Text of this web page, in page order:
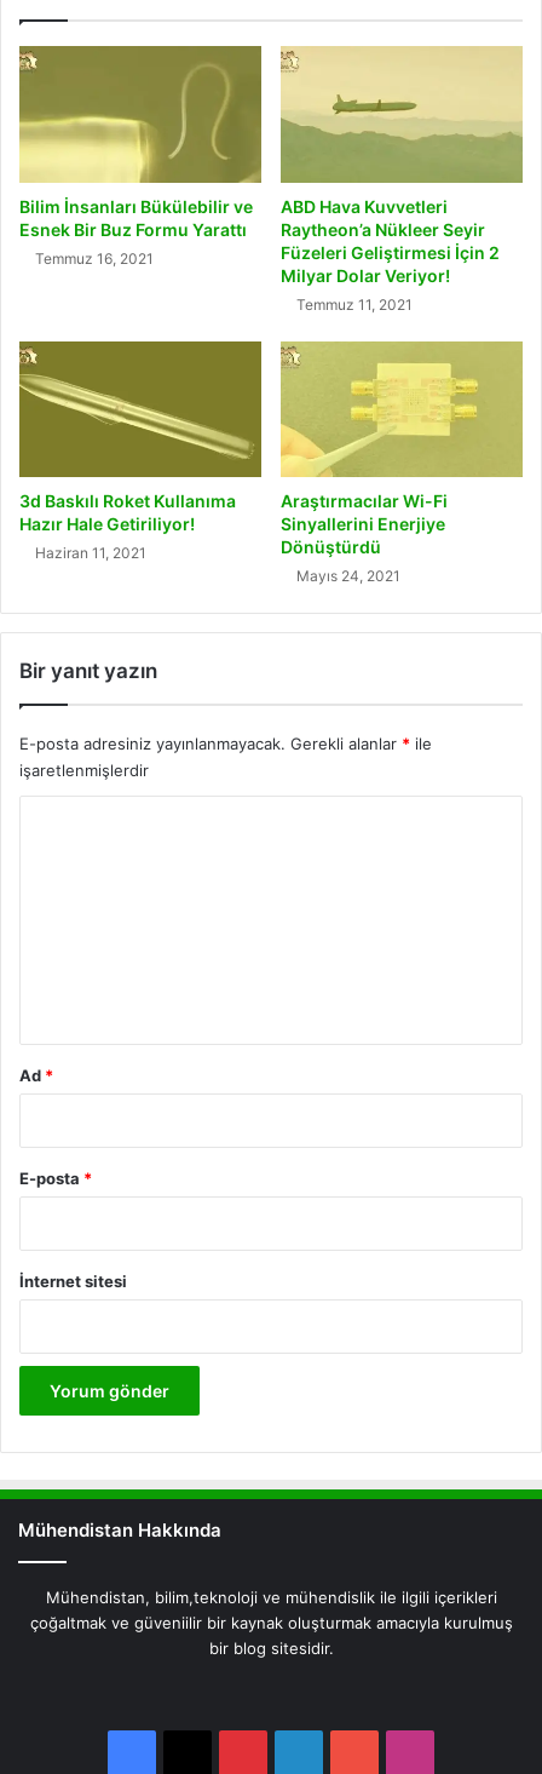
Bilim İnsanları Bükülebilir ve
Esnek Bir Buz Formu Yarattı
Temmuz 16, 2021
ABD Hava Kuvvetleri
Raytheon’a Nükleer Seyir
Füzeleri Geliştirmesi İçin 2
Milyar Dolar Veriyor!
Temmuz 11, 2021
3d Baskılı Roket Kullanıma
Hazır Hale Getiriliyor!
Haziran 11, 2021
Araştırmacılar Wi-Fi
Sinyallerini Enerjiye
Dönüştürdü
Mayıs 24, 2021
Bir yanıt yazın
E-posta adresiniz yayınlanmayacak. Gerekli alanlar * ile
işaretlenmişlerdir
Ad *
E-posta *
İnternet sitesi
Mühendistan Hakkında
Mühendistan, bilim,teknoloji ve mühendislik ile ilgili içerikleri
çoğaltmak ve güveniilir bir kaynak oluşturmak amacıyla kurulmuş
bir blog sitesidir.